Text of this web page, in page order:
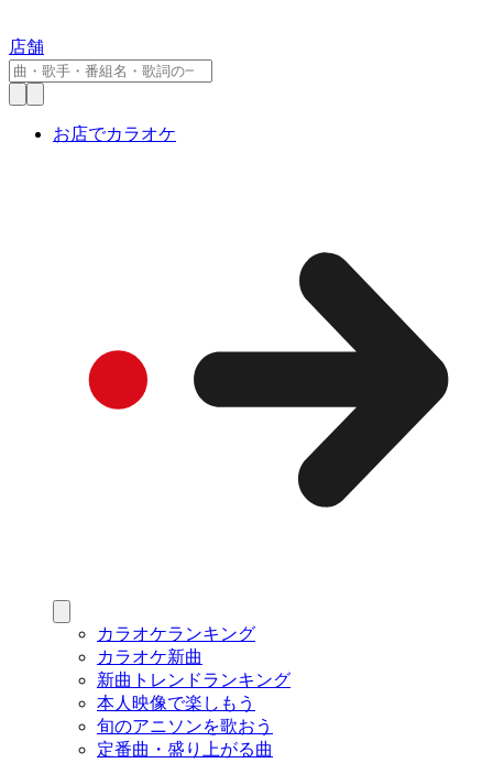
店舗
お店でカラオケ
カラオケランキング
カラオケ新曲
新曲トレンドランキング
本人映像で楽しもう
旬のアニソンを歌おう
定番曲・盛り上がる曲